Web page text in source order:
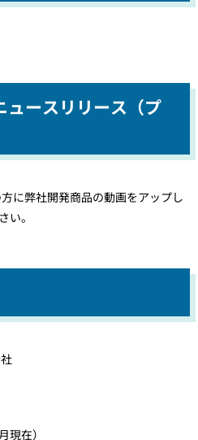
ュースリリース（プ
に弊社開発商品の動画をアップし
い。
現在）